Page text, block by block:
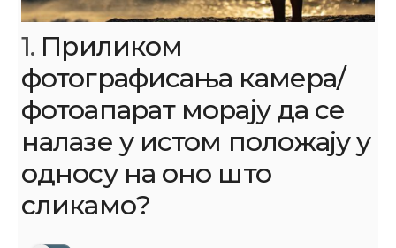
1. Приликом
фотографисања камера/
фотоапарат морају да се
налазе у истом положају у
односу на оно што
сликамо?